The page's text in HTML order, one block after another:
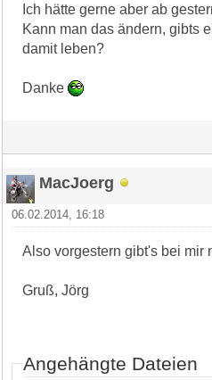
Ich hätte gerne aber ab
Kann man das ändern, gibts
damit leben?
Danke
MacJoerg
06.02.2014, 16:18
Also vorgestern gibt's bei mir
Gruß, Jörg
Angehängte Dateien